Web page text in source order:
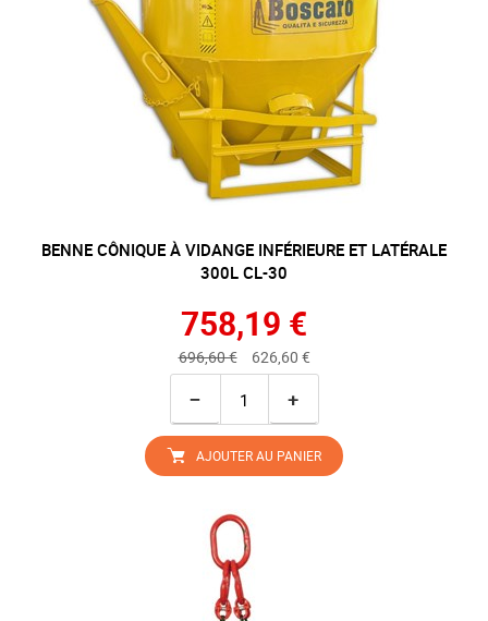
BENNE CÔNIQUE À VIDANGE INFÉRIEURE ET LATÉRALE
300L CL-30
758,19 €
696,60 € 626,60 €
− +
AJOUTER AU PANIER